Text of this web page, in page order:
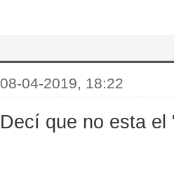
08-04-2019, 18:22
Decí que no esta el